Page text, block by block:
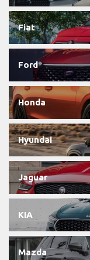
Fiat
Ford
Honda
Hyundai
Jaguar
KIA
Mazda